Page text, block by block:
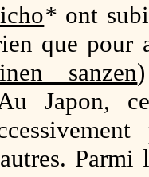
* ont
que pour
sanzen
Japon,
Parmi